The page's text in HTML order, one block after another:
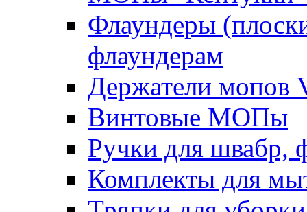
Флаундеры
флаундерам
Держатели мопов
Винтовые МОПы
Ручки для швабр,
Комплекты для